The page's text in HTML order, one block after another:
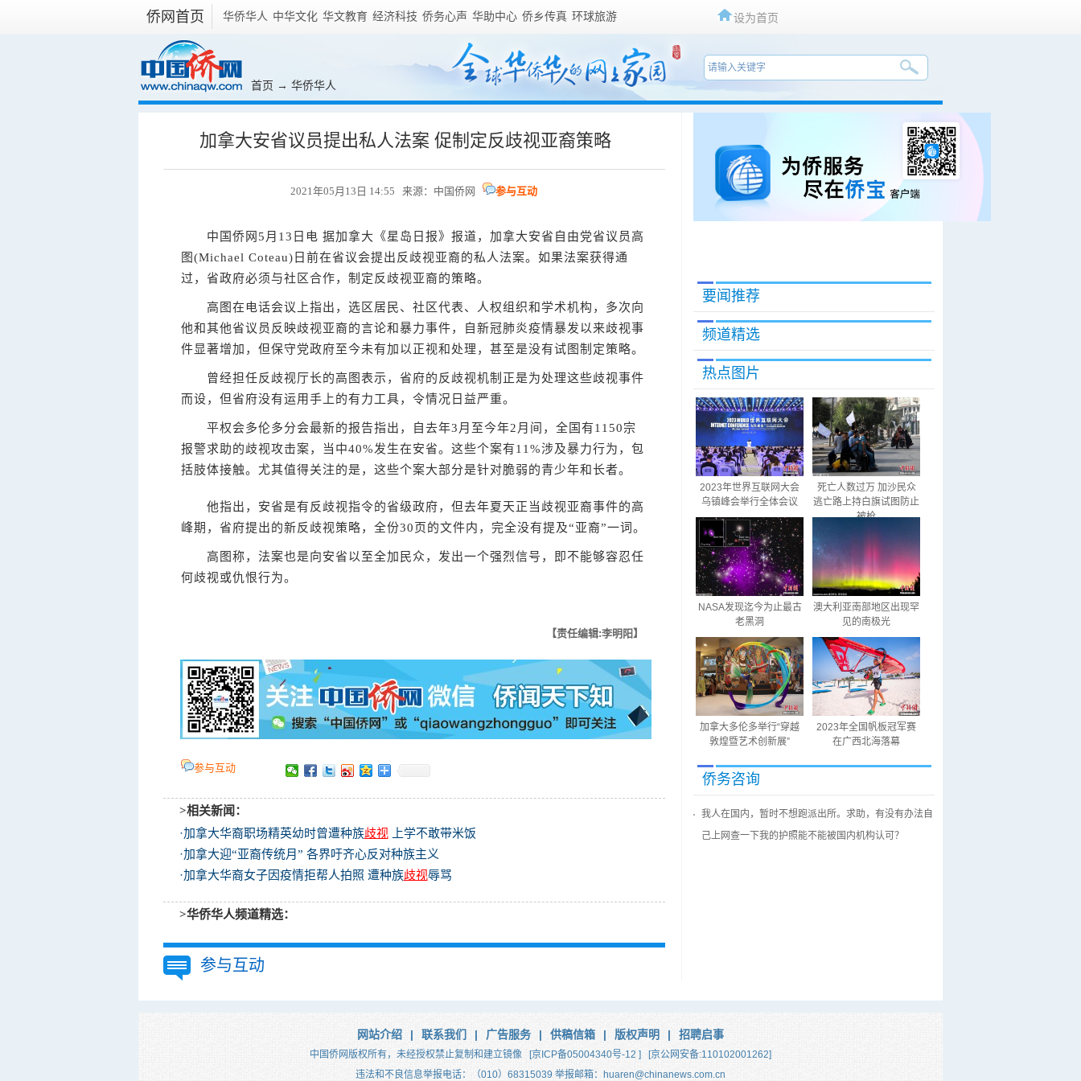
侨网首页 华侨华人 中华文化 华文教育 经济科技 侨务心声 华助中心 侨乡传真 环球旅游 设为首页
首页 → 华侨华人
加拿大安省议员提出私人法案 促制定反歧视亚裔策略
2021年05月13日 14:55 来源： 中国侨网 参与互动
中国侨网5月13日电 据加拿大《星岛日报》报道，加拿大安省自由党省议员高
图(Michael Coteau)日前在省议会提出反歧视亚裔的私人法案。如果法案获得通
过，省政府必须与社区合作，制定反歧视亚裔的策略。
高图在电话会议上指出，选区居民、社区代表、人权组织和学术机构，多次向
他和其他省议员反映歧视亚裔的言论和暴力事件，自新冠肺炎疫情暴发以来歧视事
件显著增加，但保守党政府至今未有加以正视和处理，甚至是没有试图制定策略。
曾经担任反歧视厅长的高图表示，省府的反歧视机制正是为处理这些歧视事件
而设，但省府没有运用手上的有力工具，令情况日益严重。
平权会多伦多分会最新的报告指出，自去年3月至今年2月间，全国有1150宗
报警求助的歧视攻击案，当中40%发生在安省。这些个案有11%涉及暴力行为，包
括肢体接触。尤其值得关注的是，这些个案大部分是针对脆弱的青少年和长者。
他指出，安省是有反歧视指令的省级政府，但去年夏天正当歧视亚裔事件的高
峰期，省府提出的新反歧视策略，全份30页的文件内，完全没有提及“亚裔”一词。
高图称，法案也是向安省以至全加民众，发出一个强烈信号，即不能够容忍任
何歧视或仇恨行为。
【责任编辑:李明阳】
参与互动
>相关新闻：
·加拿大华裔职场精英幼时曾遭种族歧视上学不敢带米饭
·加拿大迎“亚裔传统月” 各界吁齐心反对种族主义
·加拿大华裔女子因疫情拒帮人拍照 遭种族歧视辱骂
>华侨华人频道精选：
参与互动
要闻推荐
频道精选
热点图片
2023年世界互联网大会
乌镇峰会举行全体会议
死亡人数过万 加沙民众
逃亡路上持白旗试图防止
被枪
NASA发现迄今为止最古
老黑洞
澳大利亚南部地区出现罕
见的南极光
加拿大多伦多举行“穿越
敦煌暨艺术创新展”
2023年全国帆板冠军赛
在广西北海落幕
侨务咨询
我人在国内，暂时不想跑派出所。求助，有没有办法自
己上网查一下我的护照能不能被国内机构认可？
网站介绍 | 联系我们 | 广告服务 | 供稿信箱 | 版权声明 | 招聘启事
中国侨网版权所有，未经授权禁止复制和建立镜像 [京ICP备05004340号-12 ]
[京公网安备:110102001262]
违法和不良信息举报电话：（010）68315039 举报邮箱：huaren@chinanews.com.cn